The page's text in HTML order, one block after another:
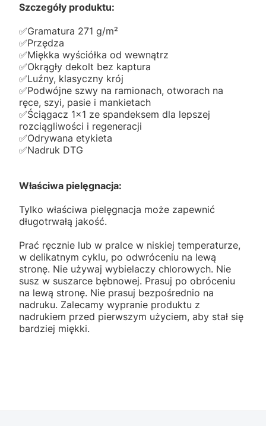
Szczegóły produktu:
✅️Gramatura 271 g/m²
✅️Przędza
✅️Miękka wyściółka od wewnątrz
✅️Okrągły dekolt bez kaptura
✅️Luźny, klasyczny krój
✅️Podwójne szwy na ramionach, otworach na
ręce, szyi, pasie i mankietach
✅️Ściągacz 1x1 ze spandeksem dla lepszej
rozciągliwości i regeneracji
✅️Odrywana etykieta
✅️Nadruk DTG
Właściwa pielęgnacja:
Tylko właściwa pielęgnacja może zapewnić
długotrwałą jakość.
Prać ręcznie lub w pralce w niskiej temperaturze,
w delikatnym cyklu, po odwróceniu na lewą
stronę. Nie używaj wybielaczy chlorowych. Nie
susz w suszarce bębnowej. Prasuj po obróceniu
na lewą stronę. Nie prasuj bezpośrednio na
nadruku. Zalecamy wypranie produktu z
nadrukiem przed pierwszym użyciem, aby stał się
bardziej miękki.